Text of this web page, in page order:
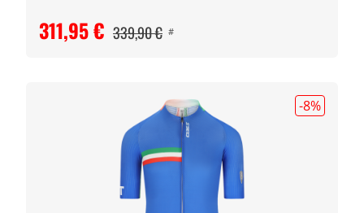
311,95 € 339,90 € #
-8%